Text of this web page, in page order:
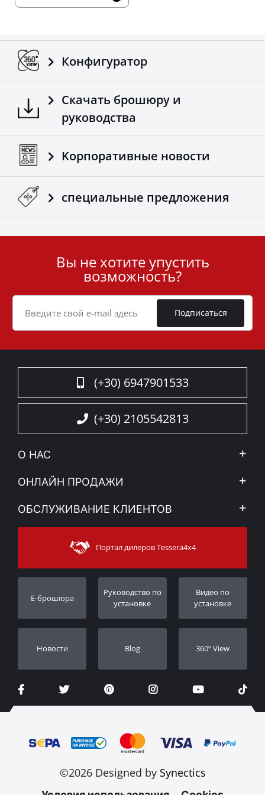
Конфигуратор
Скачать брошюру и
руководства
Kорпоративные новости
специальные предложения
Cookie
Вы не хотите упустить
возможность?
Подписаться
(+30) 6947901533
(+30) 2105542813
О НАС
Компания
Новости
Sitemap
ОНЛАЙН ПРОДАЖИ
Mой Aккаунт
Методы доставки
ОБСЛУЖИВАНИЕ КЛИЕНТОВ
Связаться с
Поддержка клиентов
Порядок слежения
Дилеры
Портал дилеров Tessera4x4
E-брошюра
Pуководство по
установке
Видео по
установке
Новости Blog 360º View
©2026 Designed by Synectics